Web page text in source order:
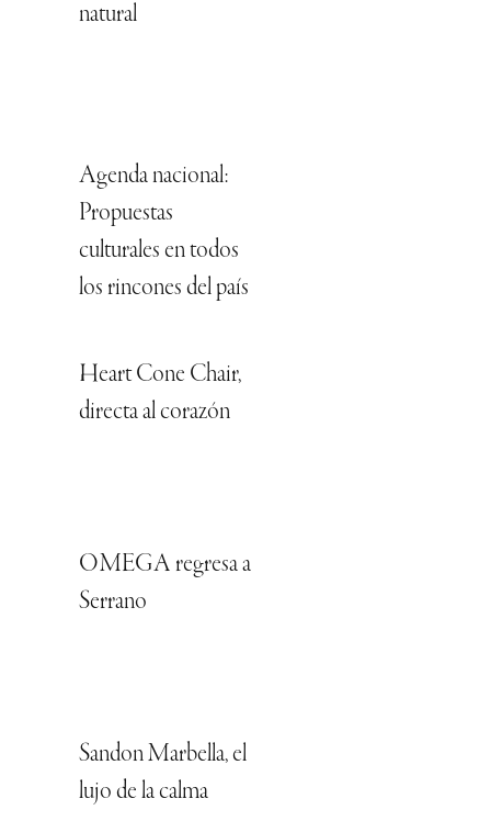
natural
Agenda nacional:
Propuestas
culturales en todos
los rincones del país
Heart Cone Chair,
directa al corazón
OMEGA regresa a
Serrano
Sandon Marbella, el
lujo de la calma